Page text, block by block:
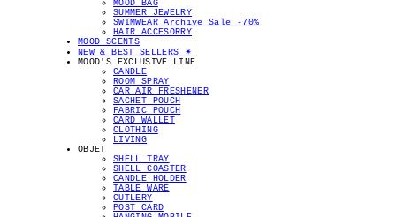
MOOD BAG
SUMMER JEWELRY
SWIMWEAR Archive Sale -70%
HAIR ACCESORRY
MOOD SCENTS
NEW & BEST SELLERS ✴︎
MOOD'S EXCLUSIVE LINE
CANDLE
ROOM SPRAY
CAR AIR FRESHENER
SACHET POUCH
FABRIC POUCH
CARD WALLET
CLOTHING
LIVING
OBJET
SHELL TRAY
SHELL COASTER
CANDLE HOLDER
TABLE WARE
CUTLERY
POST CARD